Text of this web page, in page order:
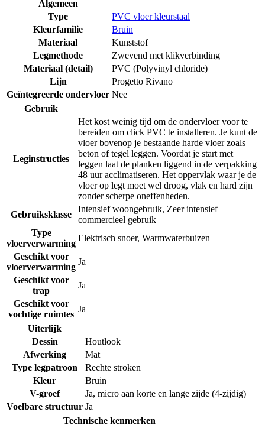
Algemeen
Type
PVC vloer kleurstaal
Kleurfamilie
Bruin
Materiaal
Kunststof
Legmethode
Zwevend met klikverbinding
Materiaal (detail)
PVC (Polyvinyl chloride)
Lijn
Progetto Rivano
Geïntegreerde ondervloer Nee
Gebruik
Leginstructies
Het kost weinig tijd om de ondervloer voor te
bereiden om click PVC te installeren. Je kunt de
vloer bovenop je bestaande harde vloer zoals
beton of tegel leggen. Voordat je start met
leggen laat de planken liggend in de verpakking
48 uur acclimatiseren. Het oppervlak waar je de
vloer op legt moet wel droog, vlak en hard zijn
zonder scherpe oneffenheden.
Gebruiksklasse
Intensief woongebruik, Zeer intensief
commercieel gebruik
Type
vloerverwarming
Elektrisch snoer, Warmwaterbuizen
Geschikt voor
vloerverwarming
Ja
Geschikt voor
trap
Ja
Geschikt voor
vochtige ruimtes
Ja
Uiterlijk
Dessin
Houtlook
Afwerking
Mat
Type legpatroon
Rechte stroken
Kleur
Bruin
V-groef
Ja, micro aan korte en lange zijde (4-zijdig)
Voelbare structuur Ja
Technische kenmerken